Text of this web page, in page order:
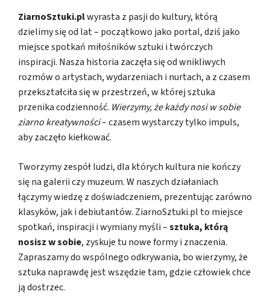
ZiarnoSztuki.plwyrasta z pasji do kultury, którą
dzielimy się od lat – początkowo jako portal, dziś jako
miejsce spotkań miłośników sztuki i twórczych
inspiracji. Nasza historia zaczęła się od wnikliwych
rozmów o artystach, wydarzeniach i nurtach, a z czasem
przekształciła się w przestrzeń, w której sztuka
przenika codzienność. Wierzymy, że każdy nosi w sobie
ziarno kreatywności– czasem wystarczy tylko impuls,
aby zaczęło kiełkować.
Tworzymy zespół ludzi, dla których kultura nie kończy
się na galerii czy muzeum. W naszych działaniach
łączymy wiedzę z doświadczeniem, prezentując zarówno
klasyków, jak i debiutantów. ZiarnoSztuki.pl to miejsce
spotkań, inspiracji i wymiany myśli –sztuka, którą
nosisz w sobie, zyskuje tu nowe formy i znaczenia.
Zapraszamy do wspólnego odkrywania, bo wierzymy, że
sztuka naprawdę jest wszędzie tam, gdzie człowiek chce
ją dostrzec.